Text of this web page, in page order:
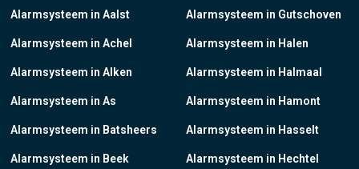
Alarmsysteem in Aalst
Alarmsysteem in Achel
Alarmsysteem in Alken
Alarmsysteem in As
Alarmsysteem in Batsheers
Alarmsysteem in Beek
Alarmsysteem in Gutschoven
Alarmsysteem in Halen
Alarmsysteem in Halmaal
Alarmsysteem in Hamont
Alarmsysteem in Hasselt
Alarmsysteem in Hechtel